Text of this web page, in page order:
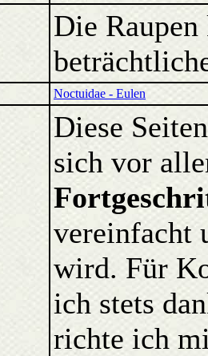
Die Raupen
Noctuidae - Eulen
Diese
sich vor
vereinfacht
wird. Für
ich stets
richte ich